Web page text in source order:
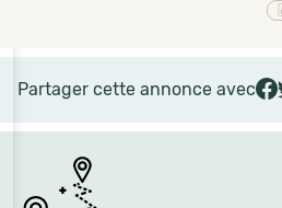
Partager cette annonce avec